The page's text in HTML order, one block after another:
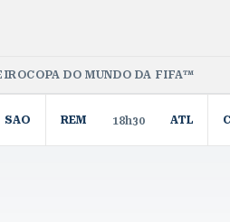
COPA DO MUNDO DA FIFA™
SAO REM 18h30 ATL